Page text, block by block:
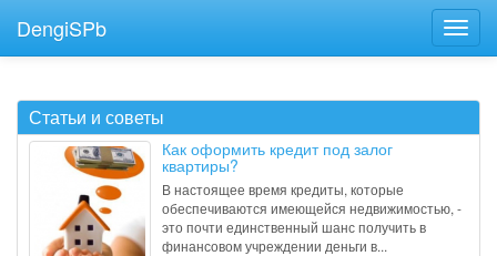
DengiSPb
Статьи и советы
Как оформить кредит под залог
квартиры?
В настоящее время кредиты, которые
обеспечиваются имеющейся недвижимостью, -
это почти единственный шанс получить в
финансовом учреждении деньги в...